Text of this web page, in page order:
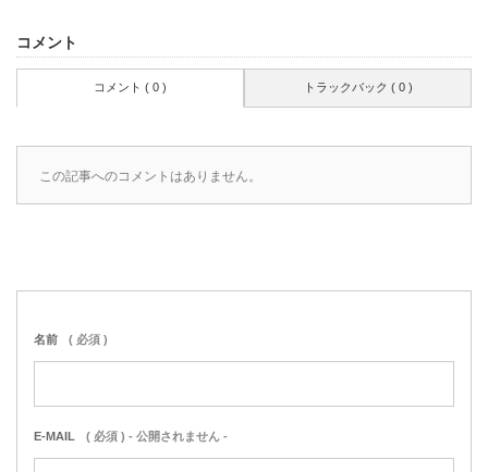
コメント
コメント ( 0 ) トラックバック ( 0 )
この記事へのコメントはありません。
名前 ( 必須 )
E-MAIL ( 必須 ) - 公開されません -